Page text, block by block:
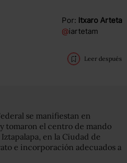
Por: Itxaro Arteta
@iartetam
Leer después
se manifiestan en
tomaron el centro de mando
en la Ciudad de
e incorporación adecuados a